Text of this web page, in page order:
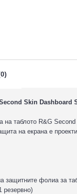
Skin
таблото R&G
на екрана е
защитните фолиа за
резервно)